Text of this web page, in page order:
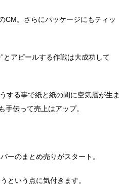
CM。さらにパッケージにもティッ
とアピールする作戦は大成功して
する事で紙と紙の間に空気層が生ま
伝って売上はアップ。
ーのまとめ売りがスタート。
という点に気付きます。